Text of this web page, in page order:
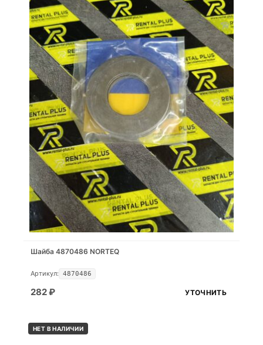
Шайба 4870486 NORTEQ
Артикул: 4870486
282₽ УТОЧНИТЬ
НЕТ В НАЛИЧИИ